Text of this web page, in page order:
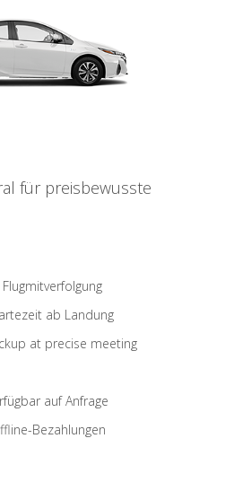
für preisbewusste
ab Landung
at precise meeting
auf Anfrage
Bezahlungen